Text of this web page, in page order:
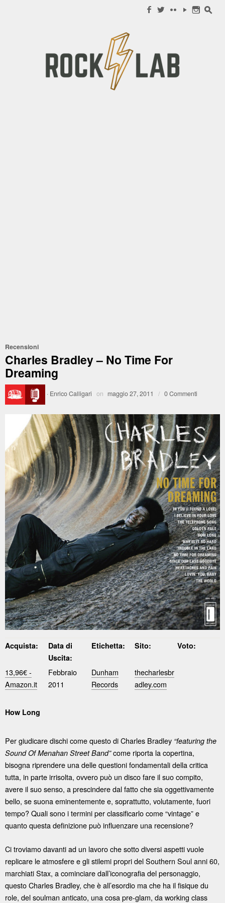
f w c y n s
Recensioni
Charles Bradley – No Time For
Dreaming
· Enrico Calligari on maggio 27, 2011 / 0 Commenti
Acquista:
Data di
Uscita:
Etichetta: Sito: Voto:
13,96€ -
Amazon.it
Febbraio
2011
Dunham
Records
thecharlesbr
adley.com
How Long
Per giudicare dischi come questo di Charles Bradley “featuring the
Sound Of Menahan Street Band”come riporta la copertina,
bisogna riprendere una delle questioni fondamentali della critica
tutta, in parte irrisolta, ovvero può un disco fare il suo compito,
avere il suo senso, a prescindere dal fatto che sia oggettivamente
bello, se suona eminentemente e, soprattutto, volutamente, fuori
tempo? Quali sono i termini per classificarlo come “vintage” e
quanto questa definizione può influenzare una recensione?
Ci troviamo davanti ad un lavoro che sotto diversi aspetti vuole
replicare le atmosfere e gli stilemi propri del Southern Soul anni 60,
marchiati Stax, a cominciare dall’iconografia del personaggio,
questo Charles Bradley, che è all’esordio ma che ha il fisique du
role, del soulman anticato, una cosa pre-glam, da working class